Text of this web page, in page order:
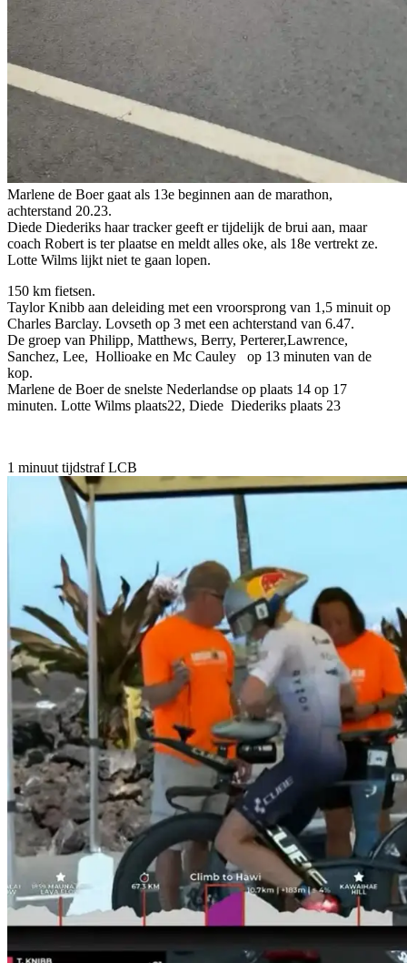
Marlene de Boer gaat als 13e beginnen aan de marathon,
achterstand 20.23.
Diede Diederiks haar tracker geeft er tijdelijk de brui aan, maar
coach Robert is ter plaatse en meldt alles oke, als 18e vertrekt ze.
Lotte Wilms lijkt niet te gaan lopen.
150 km fietsen.
Taylor Knibb aan deleiding met een vroorsprong van 1,5 minuit op
Charles Barclay. Lovseth op 3 met een achterstand van 6.47.
De groep van Philipp, Matthews, Berry, Perterer,Lawrence,
Sanchez, Lee, Hollioake en Mc Cauley op 13 minuten van de
kop.
Marlene de Boer de snelste Nederlandse op plaats 14 op 17
minuten. Lotte Wilms plaats22, Diede Diederiks plaats 23
1 minuut tijdstraf LCB